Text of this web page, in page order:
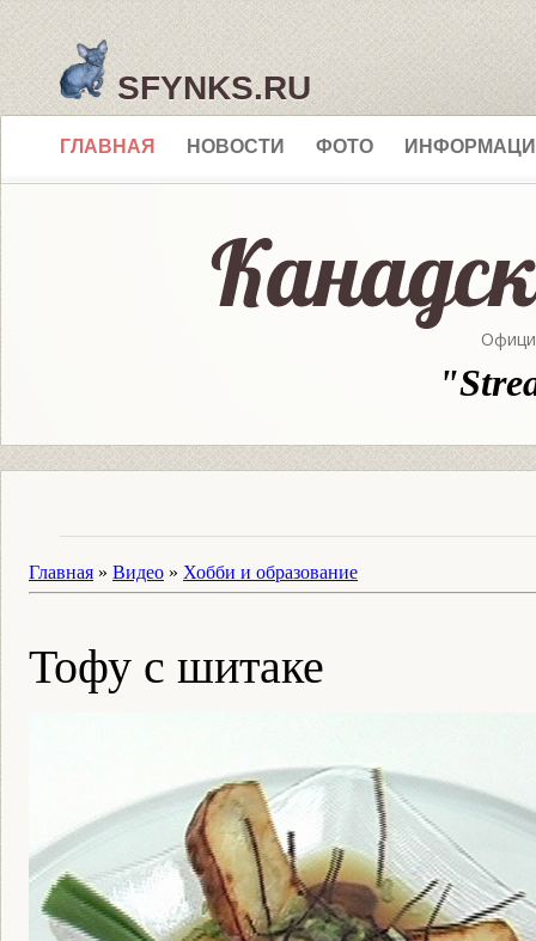
SFYNKS.RU
ГЛАВНАЯ НОВОСТИ ФОТО
Главная » Видео » Хобби и образование
Тофу с шитаке